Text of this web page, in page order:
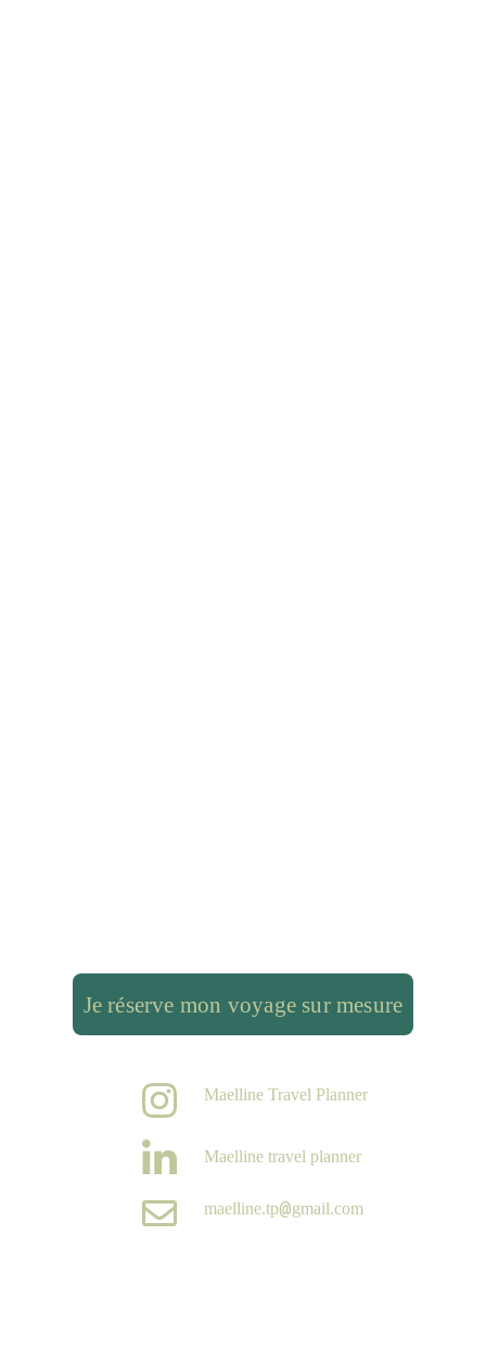
maelline.tp@gmail.com
Je réserve mon voyage sur mesure
Maelline Travel Planner
Maelline travel planner